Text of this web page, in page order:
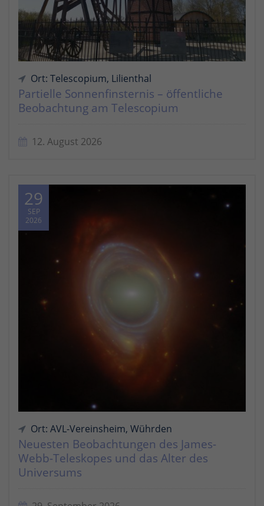
Ort: Telescopium, Lilienthal
Partielle Sonnenfinsternis – öffentliche
Beobachtung am Telescopium
12. August 2026
29
SEP
2026
Ort: AVL-Vereinsheim, Wührden
Neuesten Beobachtungen des James-
Webb-Teleskopes und das Alter des
Universums